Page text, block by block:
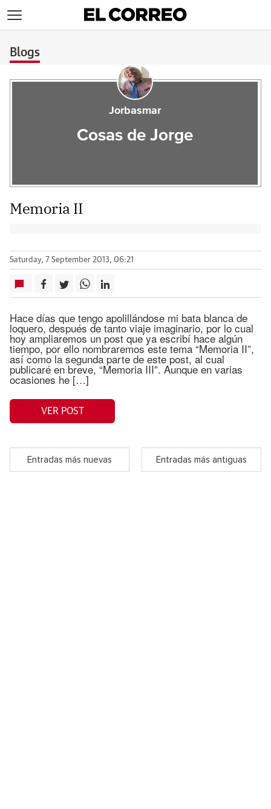
Blogs
Jorbasmar
Cosas de Jorge
Memoria II
Saturday, 7 September 2013, 06:21
Hace días que tengo apolillándose mi bata blanca de
loquero, después de tanto viaje imaginario, por lo cual
hoy ampliaremos un post que ya escribí hace algún
tiempo, por ello nombraremos este tema “Memoria II”,
así como la segunda parte de este post, al cual
publicaré en breve, “Memoria III”. Aunque en varias
ocasiones he […]
VER POST
Entradas más nuevas Entradas más antiguas